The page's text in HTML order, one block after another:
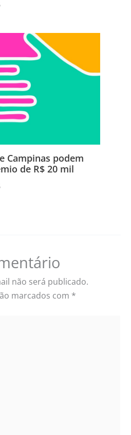
Campinas podem
de R$ 20 mil
não será publicado.
marcados com *